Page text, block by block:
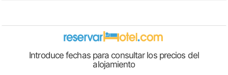
Introduce fechas para consultar los precios del
alojamiento